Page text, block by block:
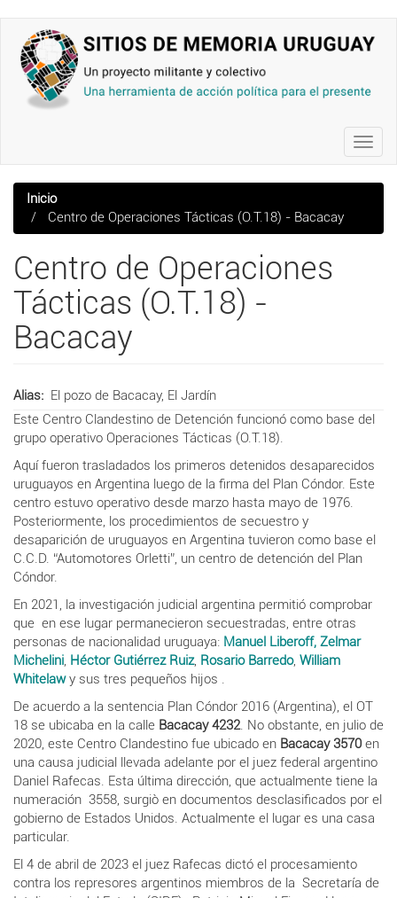
contenido
principal
Inicio
Centro de Operaciones Tácticas (O.T.18) - Bacacay
Centro de Operaciones
Tácticas (O.T.18) -
Bacacay
Alias
El pozo de Bacacay, El Jardín
Este Centro Clandestino de Detención funcionó como base del
grupo operativo Operaciones Tácticas (O.T.18).
Aquí fueron trasladados los primeros detenidos desaparecidos
uruguayos en Argentina luego de la firma del Plan Cóndor. Este
centro estuvo operativo desde marzo hasta mayo de 1976.
Posteriormente, los procedimientos de secuestro y
desaparición de uruguayos en Argentina tuvieron como base el
C.C.D. “Automotores Orletti”, un centro de detención del Plan
Cóndor.
En 2021, la investigación judicial argentina permitió comprobar
que en ese lugar permanecieron secuestradas, entre otras
personas de nacionalidad uruguaya: Manuel Liberoff, Zelmar
Michelini, Héctor Gutiérrez Ruiz, Rosario Barredo, William
Whitelawy sus tres pequeños hijos .
De acuerdo a la sentencia Plan Cóndor 2016 (Argentina), el OT
18 se ubicaba en la calle Bacacay4232. No obstante, en julio de
2020, este Centro Clandestino fue ubicado en Bacacay 3570 en
una causa judicial llevada adelante por el juez federal argentino
Daniel Rafecas. Esta última dirección, que actualmente tiene la
numeración 3558, surgiò en documentos desclasificados por el
gobierno de Estados Unidos. Actualmente el lugar es una casa
particular.
El 4 de abril de 2023 el juez Rafecas dictó el procesamiento
contra los represores argentinos miembros de la Secretaría de